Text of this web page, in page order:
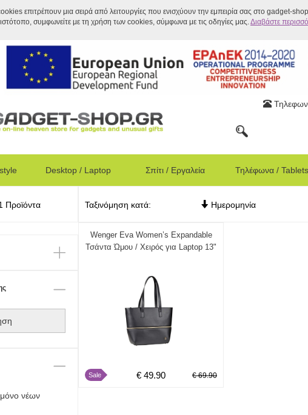
επιτρέπουν μια σειρά από λειτουργίες που ενισχύουν την εμπειρία σας στο gadget-
συμφωνείτε με τη χρήση των cookies, σύμφωνα με τις οδηγίες μας.Διαβάστε
Desktop / Laptop Σπίτι / Εργαλεία Τηλέφωνα / Tablets
Προϊόντα Ταξινόμηση κατά: Ημερομηνία
νέων
Wenger Eva Women’s Expandable
Τσάντα Ώμου / Χειρός για Laptop 13"
€ 49.90 € 69.90
Sale